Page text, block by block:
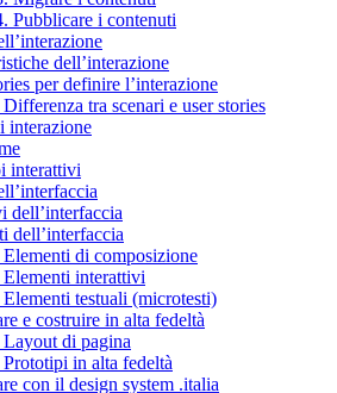
Pubblicare i contenuti
dell’interazione
per definire l’interazione
tra scenari e user stories
interazione
interattivi
dell’interfaccia
dell’interfaccia
di composizione
interattivi
testuali (microtesti)
e costruire in alta fedeltà
di pagina
in alta fedeltà
con il design system .italia